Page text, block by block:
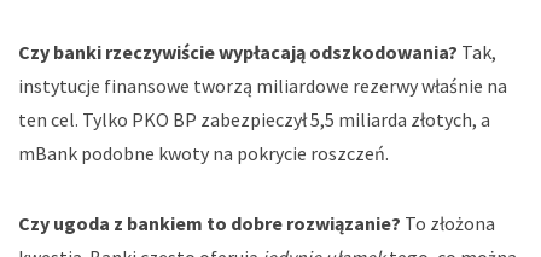
Czy banki rzeczywiście wypłacają odszkodowania? Tak,
instytucje finansowe tworzą miliardowe rezerwy właśnie na
ten cel. Tylko PKO BP zabezpieczył 5,5 miliarda złotych, a
mBank podobne kwoty na pokrycie roszczeń.
Czy ugoda z bankiem to dobre rozwiązanie? To złożona